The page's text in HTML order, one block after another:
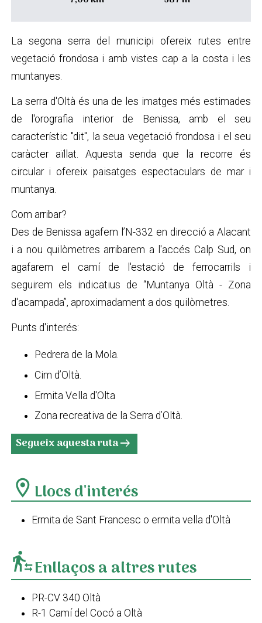
La segona serra del municipi ofereix rutes entre
vegetació frondosa i amb vistes cap a la costa i les
muntanyes.
La serra d'Oltà és una de les imatges més estimades
de l'orografia interior de Benissa, amb el seu
característic "dit", la seua vegetació frondosa i el seu
caràcter aïllat. Aquesta senda que la recorre és
circular i ofereix paisatges espectaculars de mar i
muntanya.
Com arribar?
Des de Benissa agafem l’N-332 en direcció a Alacant
i a nou quilòmetres arribarem a l'accés Calp Sud, on
agafarem el camí de l'estació de ferrocarrils i
seguirem els indicatius de “Muntanya Oltà - Zona
d'acampada”, aproximadament a dos quilòmetres.
Punts d'interés:
Pedrera de la Mola.
Cim d’Oltà.
Ermita Vella d'Olta
Zona recreativa de la Serra d’Oltà.
Segueix aquesta rutaarrow_right_alt
location_on Llocs d'interés
Ermita de Sant Francesc o ermita vella d'Oltà
transfer_within_a_stationEnllaços a altres rutes
PR-CV 340 Oltà
R-1 Camí del Cocó a Oltà